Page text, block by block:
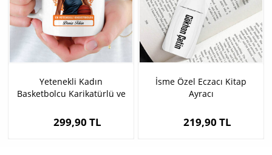
Yetenekli Kadın
Basketbolcu Karikatürlü ve
299,90 TL
İsme Özel Eczacı Kitap
Ayracı
219,90 TL